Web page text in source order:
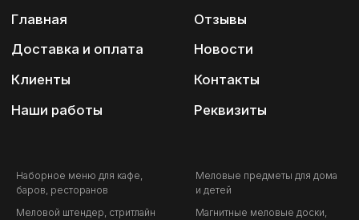
Наборное меню для кафе,
баров, ресторанов
Меловой штендер, стритлайн
Меловые предметы для дома
и детей
Магнитные меловые доски,